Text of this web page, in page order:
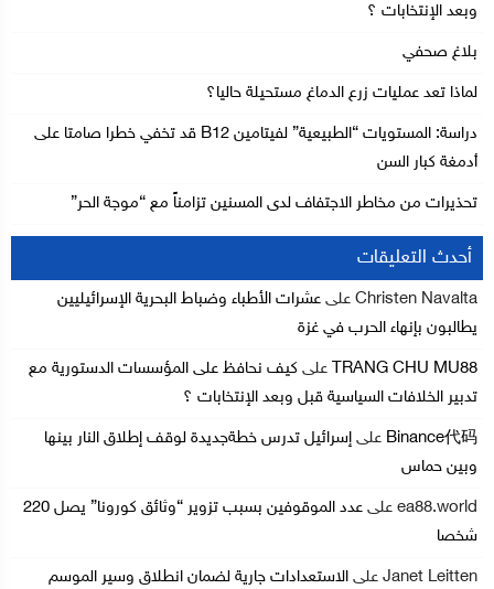
وبعد الإنتخابات ؟
بلاغ صحفي
لماذا تعد عمليات زرع الدماغ مستحيلة حاليا؟
دراسة: المستويات “الطبيعية” لفيتامين B12 قد تخفي خطرا صامتا على
أدمغة كبار السن
تحذيرات من مخاطر الاجتفاف لدى المسنين تزامناً مع “موجة الحر”
أحدث التعليقات
Christen Navalta على عشرات الأطباء وضباط البحرية الإسرائيليين
يطالبون بإنهاء الحرب في غزة
TRANG CHU MU88 على كيف نحافظ على المؤسسات الدستورية مع
تدبير الخلافات السياسية قبل وبعد الإنتخابات ؟
Binance代码 على إسرائيل تدرس خطةجديدة لوقف إطلاق النار بينها
وبين حماس
ea88.world على
عدد الموقوفين بسبب تزوير “وثائق كورونا” يصل 220
شخصا
Janet Leitten على الاستعدادات جارية لضمان انطلاق وسير الموسم